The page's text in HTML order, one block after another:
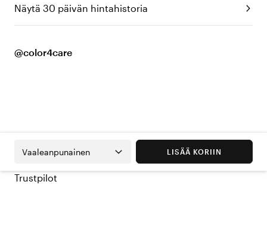
Näytä 30 päivän hintahistoria
@color4care
Vaaleanpunainen LISÄÄ KORIIN
Trustpilot